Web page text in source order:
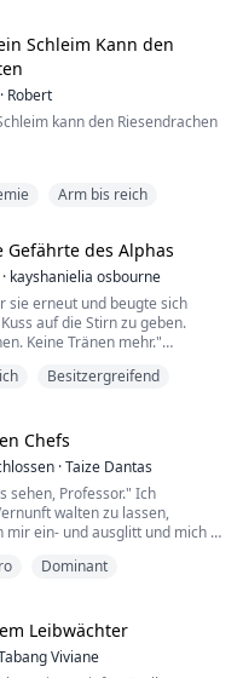
wir fre...
Schleim Kann den
· Robert
kann den Riesendrachen
in den Bäumen. Doch für
sollte dieser Tag alles
werden.
in seinem kleinen Labor einige
Arm bis reich
Gefährte des Alphas
· kayshanielia osbourne
sie erneut und beugte sich
auf die Stirn zu geben.
Keine Tränen mehr."
und wischte die Tränen von
nicht?"
sich an ihn. "Doch, das
Besitzergreifend
Chefs
·Taize Dantas
sehen, Professor." Ich
walten zu lassen,
mir ein- und ausglitt und mich in
wird, findet sie sich in einem
dem CEO Vincent
Thomas Werneck...
Dominant
Leibwächter
Viviane